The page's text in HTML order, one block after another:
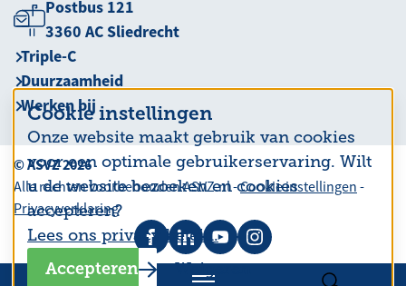
Cookie instellingen
Onze website maakt gebruik van cookies
voor een optimale gebruikerservaring. Wilt
u de website bezoeken en cookies
accepteren?
Lees ons privacy beleid.
Accepteren
Weigeren
Postbus 121
3360 AC Sliedrecht
Triple-C
Duurzaamheid
Werken bij
© ASVZ 2026
Alle rechten voorbehouden ASVZ.nl -Cookie instellingen -
Privacyverklaring